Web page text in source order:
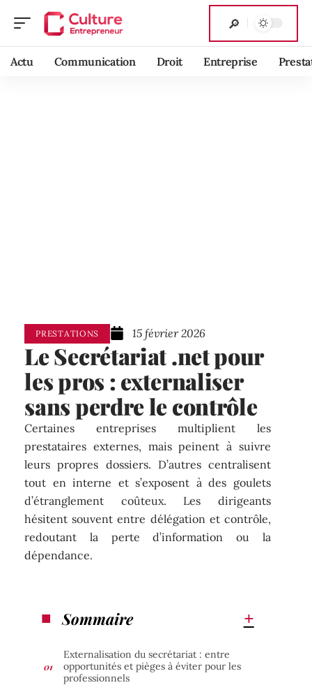
Actu Communication Droit Entreprise
PRESTATIONS 15 février 2026
Le Secrétariat .net pour
les pros : externaliser
sans perdre le contrôle
Certaines entreprises multiplient les
prestataires externes, mais peinent à suivre
leurs propres dossiers. D’autres centralisent
tout en interne et s’exposent à des goulets
d’étranglement coûteux. Les dirigeants
hésitent souvent entre délégation et contrôle,
redoutant la perte d’information ou la
dépendance.
Sommaire
Externalisation du secrétariat : entre
opportunités et pièges à éviter pour les
professionnels